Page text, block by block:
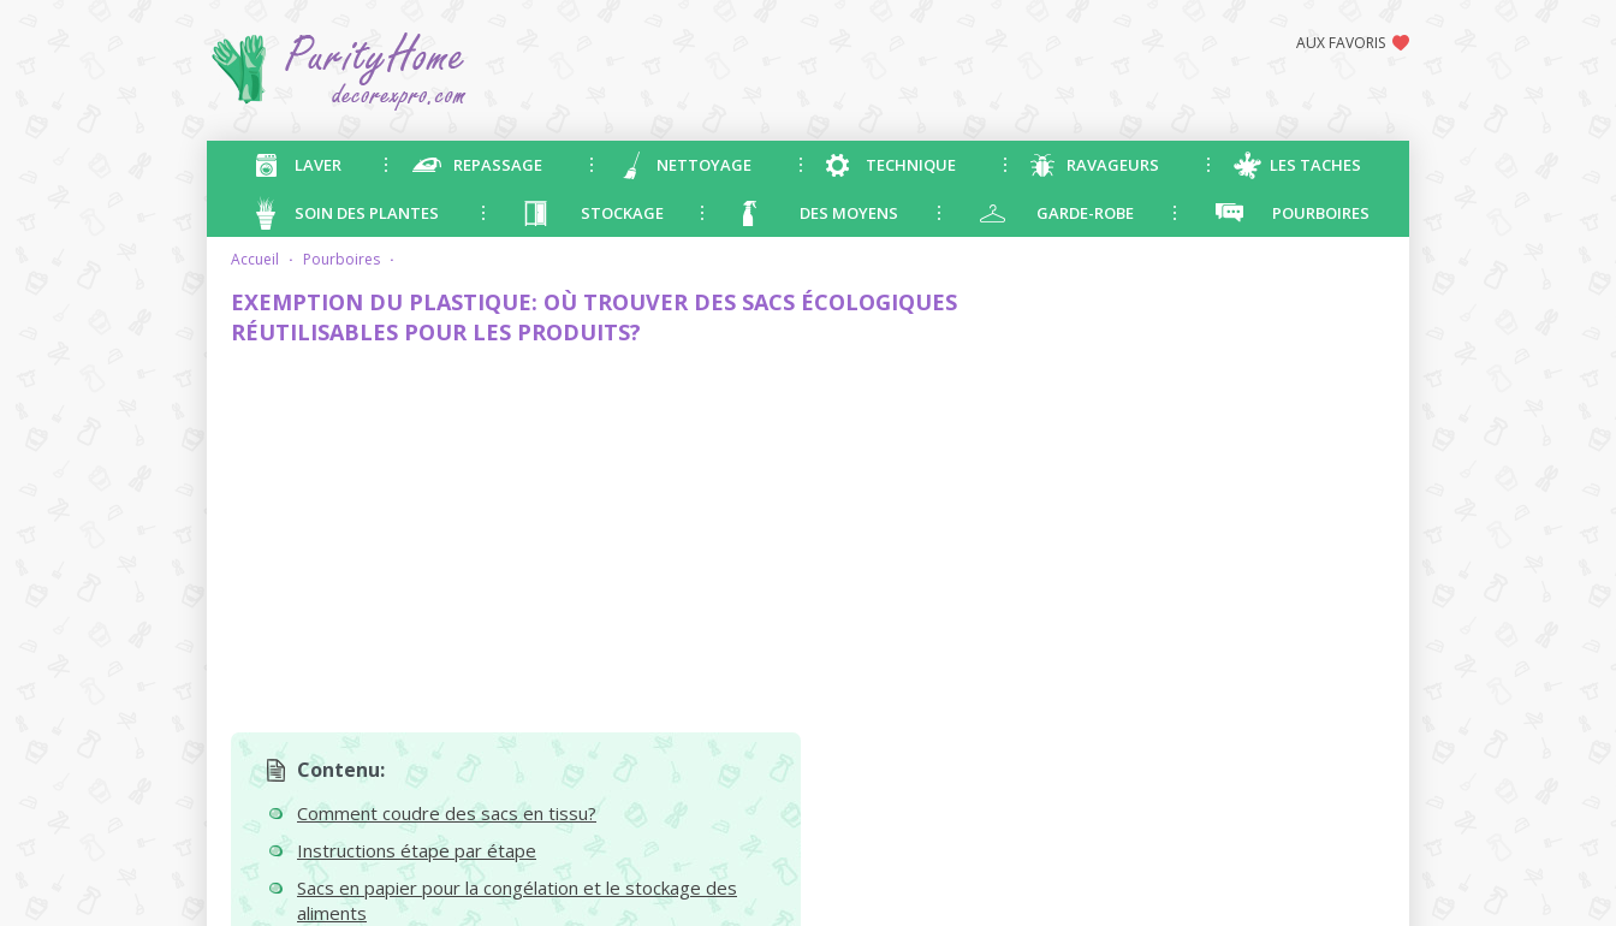
AUX FAVORIS
LAVER REPASSAGE NETTOYAGE TECHNIQUE RAVAGEURS LES TACHES
SOIN DES PLANTES STOCKAGE DES MOYENS GARDE-ROBE POURBOIRES
accueil · pourboires ·
EXEMPTION DU PLASTIQUE: OÙ TROUVER DES SACS ÉCOLOGIQUES
RÉUTILISABLES POUR LES PRODUITS?
Contenu:
Comment coudre des sacs en tissu?
Instructions étape par étape
Sacs en papier pour la congélation et le stockage des
aliments